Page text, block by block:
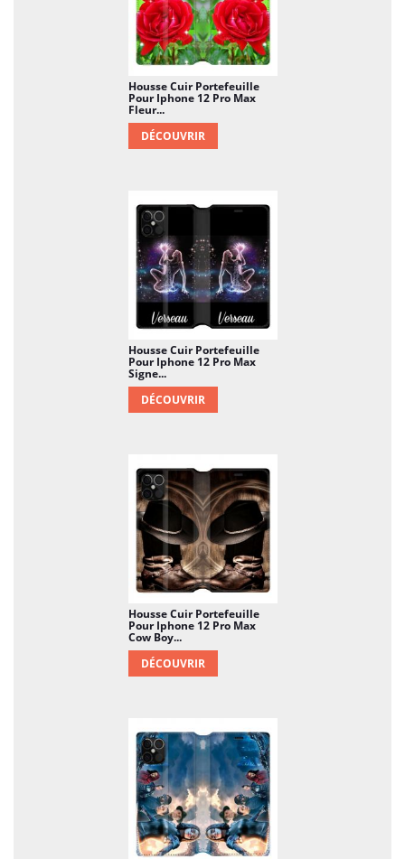
Housse Cuir Portefeuille
Pour Iphone 12 Pro Max
Fleur...
DÉCOUVRIR
Housse Cuir Portefeuille
Pour Iphone 12 Pro Max
Signe...
DÉCOUVRIR
Housse Cuir Portefeuille
Pour Iphone 12 Pro Max
Cow Boy...
DÉCOUVRIR